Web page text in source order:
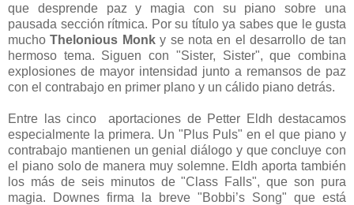
que desprende paz y magia con su piano sobre una
pausada sección rítmica. Por su título ya sabes que le gusta
muchoThelonious Monky se nota en el desarrollo de tan
hermoso tema. Siguen con "Sister, Sister", que combina
explosiones de mayor intensidad junto a remansos de paz
con el contrabajo en primer plano y un cálido piano detrás.
Entre las cinco aportaciones de Petter Eldh destacamos
especialmente la primera. Un "Plus Puls" en el que piano y
contrabajo mantienen un genial diálogo y que concluye con
el piano solo de manera muy solemne. Eldh aporta también
los más de seis minutos de "Class Falls", que son pura
magia. Downes firma la breve "Bobbi’s Song" que está